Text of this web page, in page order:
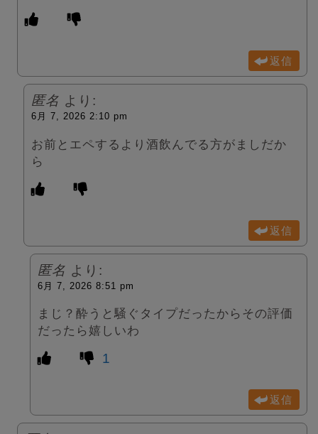
返信
匿名 より:
6月 7, 2026 2:10 pm
お前とエペするより酒飲んでる方がましだか
ら
返信
匿名 より:
6月 7, 2026 8:51 pm
まじ？酔うと騒ぐタイプだったからその評価
だったら嬉しいわ
1
返信